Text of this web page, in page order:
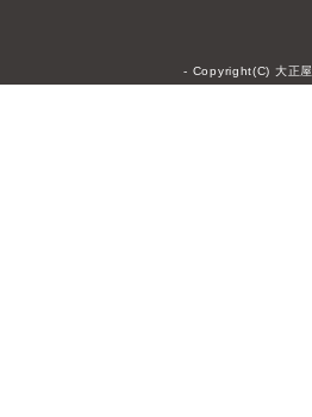
- Copyright(C) 大正